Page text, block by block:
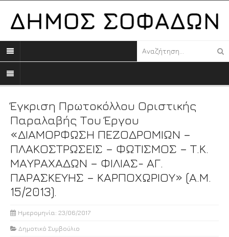
Έγκριση Πρωτοκόλλου Οριστικής
Παραλαβής Του Έργου
«ΔΙΑΜΟΡΦΩΣΗ ΠΕΖΟΔΡΟΜΙΩΝ –
ΠΛΑΚΟΣΤΡΩΣΕΙΣ – ΦΩΤΙΣΜΟΣ – Τ.Κ.
ΜΑΥΡΑΧΑΔΩΝ – ΦΙΛΙΑΣ- ΑΓ.
ΠΑΡΑΣΚΕΥΗΣ – ΚΑΡΠΟΧΩΡΙΟΥ» (Α.Μ.
15/2013).
Ημερομηνία: 23/06/2017
Δημοτικό Συμβούλιο